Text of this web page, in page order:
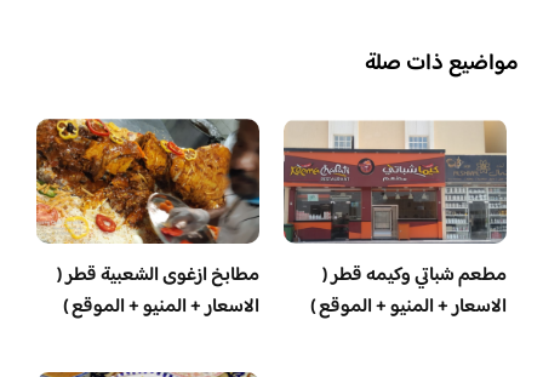
مواضيع ذات صلة
مطعم شباتي وكيمه قطر (
الاسعار + المنيو + الموقع )
مطابخ ازغوى الشعبية قطر (
الاسعار + المنيو + الموقع )